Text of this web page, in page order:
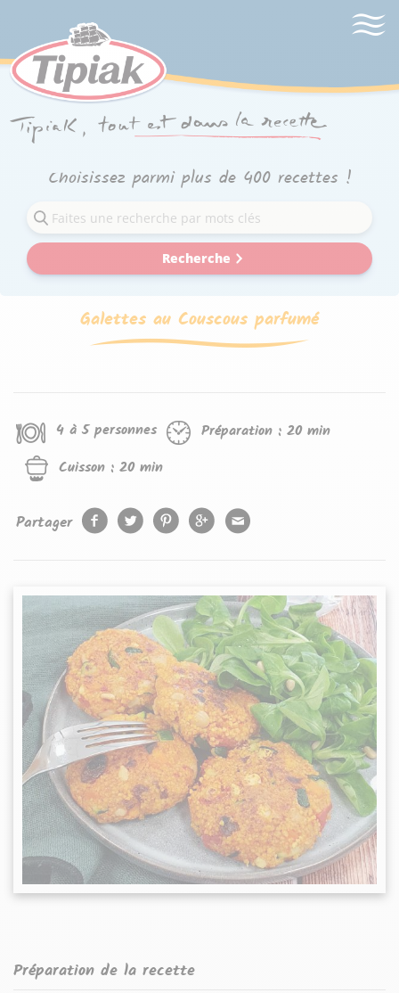
Choisissez parmi plus de 400 recettes !
Recherche
Galettes au Couscous parfumé
4 à 5 personnes Préparation : 20 min
Cuisson : 20 min
Partager
Préparation de la recette